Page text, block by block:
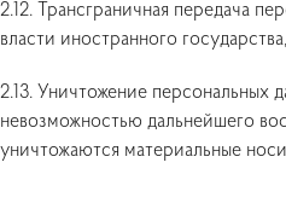
2.12. Трансграничная передача
власти иностранного
2.13. Уничтожение персональных
невозможностью дальнейшего
уничтожаются материальные